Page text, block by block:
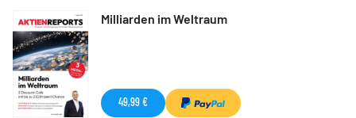
Milliarden im Weltraum
49,99 €